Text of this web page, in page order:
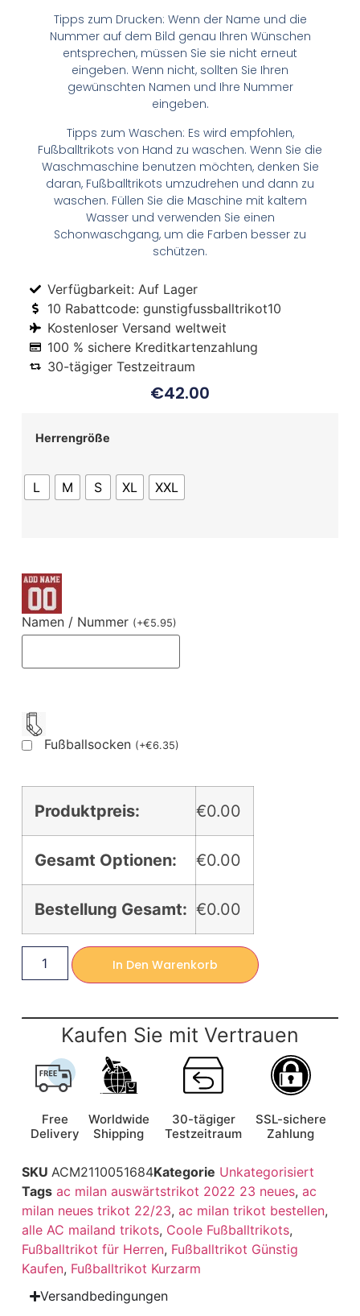
Tipps zum Drucken: Wenn der Name und die
Nummer auf dem Bild genau Ihren Wünschen
entsprechen, müssen Sie sie nicht erneut
eingeben. Wenn nicht, sollten Sie Ihren
gewünschten Namen und Ihre Nummer
eingeben.
Tipps zum Waschen: Es wird empfohlen,
Fußballtrikots von Hand zu waschen. Wenn Sie die
Waschmaschine benutzen möchten, denken Sie
daran, Fußballtrikots umzudrehen und dann zu
waschen. Füllen Sie die Maschine mit kaltem
Wasser und verwenden Sie einen
Schonwaschgang, um die Farben besser zu
schützen.
Verfügbarkeit: Auf Lager
10 Rabattcode: gunstigfussballtrikot10
Kostenloser Versand weltweit
100 % sichere Kreditkartenzahlung
30-tägiger Testzeitraum
€42.00
Herrengröße
L M S XL XXL
Namen / Nummer (+€5.95)
Fußballsocken (+€6.35)
Produktpreis: €0.00
Gesamt Optionen: €0.00
Bestellung Gesamt: €0.00
In Den Warenkorb
Kaufen Sie mit Vertrauen
Free
Delivery
Worldwide
Shipping
30-tägiger
Testzeitraum
SSL-sichere
Zahlung
SKU ACM2110051684Kategorie Unkategorisiert
Tags ac milan auswärtstrikot 2022 23 neues, ac
milan neues trikot 22/23, ac milan trikot bestellen,
alle AC mailand trikots, Coole Fußballtrikots,
Fußballtrikot für Herren, Fußballtrikot Günstig
Kaufen, Fußballtrikot Kurzarm
Versandbedingungen